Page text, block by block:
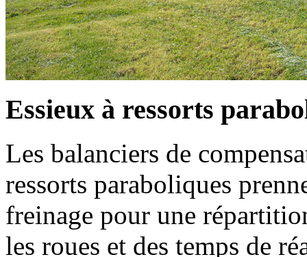
Essieux à ressorts
Les balanciers de
ressorts paraboliques
freinage pour une
les roues et des temps de